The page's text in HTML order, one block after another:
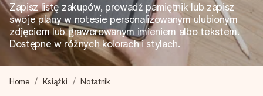
4,7 (na podstawie +15 000 opinii)
Nasze prezenty inspirują. Klienci oceniają nas na 4,7 w
Google Reviews.
Zapisz listę zakupów, prowadź pamiętnik lub zapisz
swoje plany w notesie personalizowanym ulubionym
zdjęciem lub grawerowanym imieniem albo tekstem.
Dostępne w różnych kolorach i stylach.
Home Książki Notatnik